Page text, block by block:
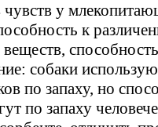
у
к
собаки
по запаху, но
по запаху